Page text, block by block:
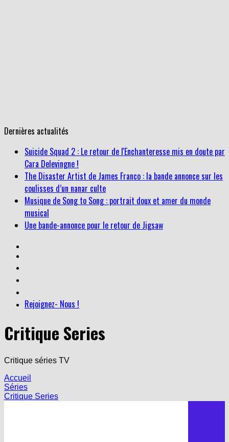
Dernières actualités
Cara Delevingne !
The Disaster Artist de James Franco : la bande annonce sur les
coulisses d’un nanar culte
Musique de Song to Song : portrait doux et amer du monde
musical
Une bande-annonce pour le retour de Jigsaw
Critique Series
Séries
Critique Series